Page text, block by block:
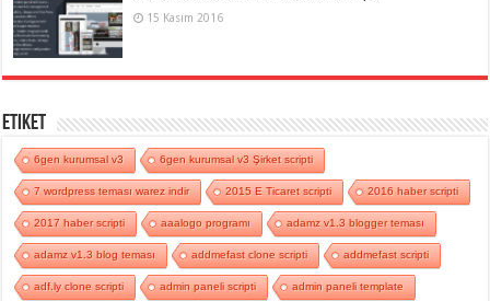
15 Kasım 2016
Etiket
6gen kurumsal v3 6gen kurumsal v3 Şirket scripti
7 wordpress teması warez indir 2015 E Ticaret scripti 2016 haber scripti
2017 haber scripti aaalogo programı adamz v1.3 blogger teması
adamz v1.3 blog teması addmefast clone scripti addmefast scripti
adf.ly clone scripti admin paneli scripti admin paneli template